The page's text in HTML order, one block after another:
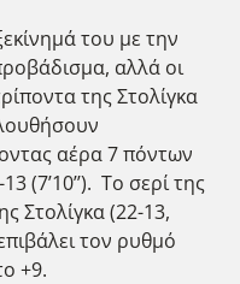
του με την
αλλά οι
της Στολίγκα
αέρα 7 πόντων
(7’10’’). Το σερί της
Στολίγκα (22-13,
τον ρυθμό
+9.